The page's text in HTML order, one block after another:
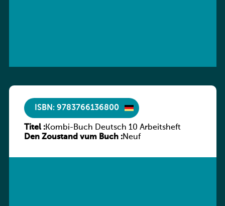
ISBN: 9783766136800
Titel :Kombi-Buch Deutsch 10 Arbeitsheft
Den Zoustand vum Buch :Neuf